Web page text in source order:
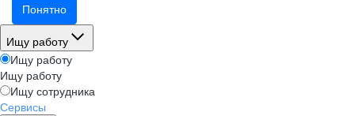
Понятно
Ищу работу
Ищу работу
Ищу работу
Ищу сотрудника
Сервисы